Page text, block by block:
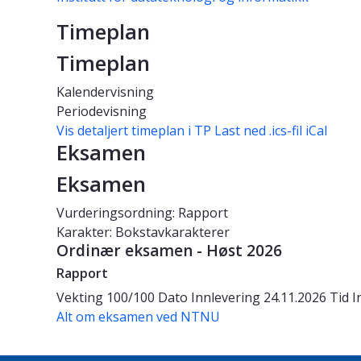
Timeplan
Timeplan
Kalendervisning
Periodevisning
Vis detaljert timeplan i TP Last ned .ics-fil iCal
Eksamen
Eksamen
Vurderingsordning: Rapport
Karakter: Bokstavkarakterer
Ordinær eksamen - Høst 2026
Rapport
Vekting 100/100 Dato Innlevering 24.11.2026 Tid
Alt om eksamen ved NTNU